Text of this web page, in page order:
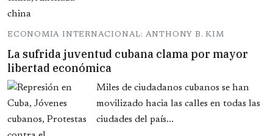
ECONOMIA INTERNACIONAL: ANTHONY B. KIM
La sufrida juventud cubana clama por mayor
libertad económica
Miles de ciudadanos cubanos se han
movilizado hacia las calles en todas las
ciudades del país...